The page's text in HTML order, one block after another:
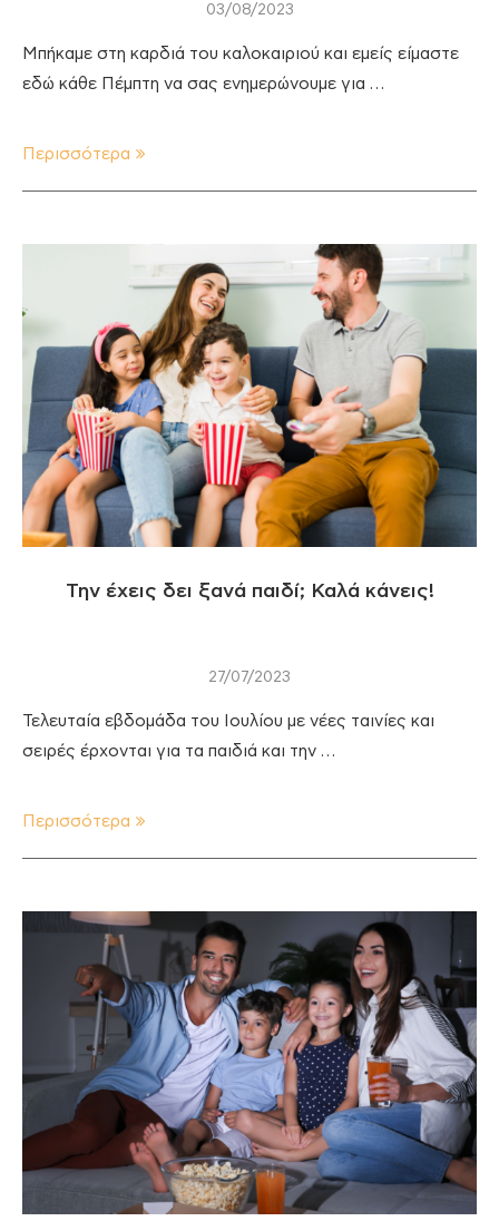
03/08/2023
Μπήκαμε στη καρδιά του καλοκαιριού και εμείς είμαστε
εδώ κάθε Πέμπτη να σας ενημερώνουμε για …
Περισσότερα
Την έχεις δει ξανά παιδί; Καλά κάνεις!
27/07/2023
Τελευταία εβδομάδα του Ιουλίου με νέες ταινίες και
σειρές έρχονται για τα παιδιά και την …
Περισσότερα